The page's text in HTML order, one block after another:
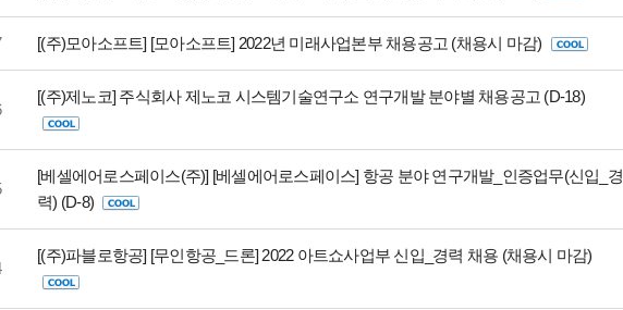
[(주)모아소프트] [모아소프트] 2022년 미래사업본부 채용공고 (채용시 마감)
[(주)제노코] 주식회사 제노코 시스템기술연구소 연구개발 분야별 채용공고 (D-18)
[베셀에어로스페이스(주)] [베셀에어로스페이스] 항공 분야 연구개발_인증업무(신입_경
력) (D-8)
[(주)파블로항공] [무인항공_드론] 2022 아트쇼사업부 신입_경력 채용 (채용시 마감)